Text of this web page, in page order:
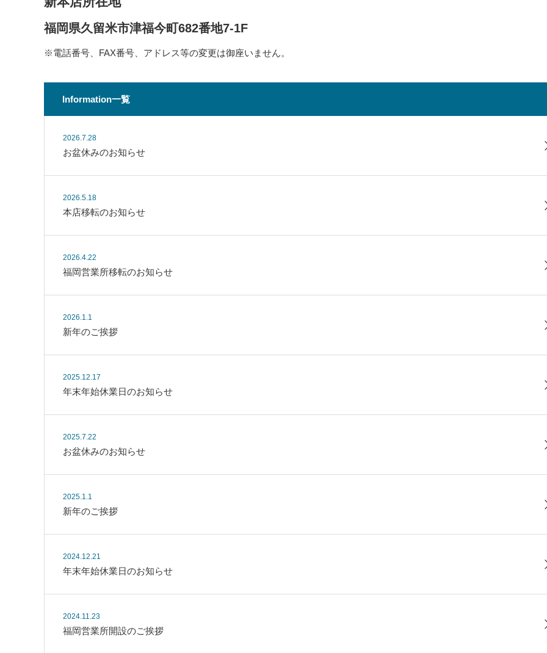
福岡県久留米市津福今町682番地7-1F
※電話番号、FAX番号、アドレス等の変更は御座いません。
Information一覧
2026.7.28
お盆休みのお知らせ
2026.5.18
本店移転のお知らせ
2026.4.22
福岡営業所移転のお知らせ
2026.1.1
新年のご挨拶
2025.12.17
年末年始休業日のお知らせ
2025.7.22
お盆休みのお知らせ
2025.1.1
新年のご挨拶
2024.12.21
年末年始休業日のお知らせ
2024.11.23
福岡営業所開設のご挨拶